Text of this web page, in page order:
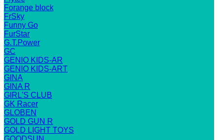
Forange block
FrSky
Funny Go
FurStar
G.T.Power
GC
GENIO KIDS-AR
GENIO KIDS-ART
GINA
GINA R
GIRL'S CLUB
GK Racer
GLOBEN
GOLD GUN R
GOLD LIGHT TOYS